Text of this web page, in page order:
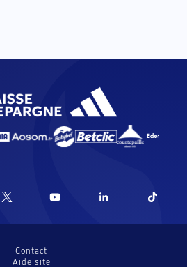
Contact
Aide site